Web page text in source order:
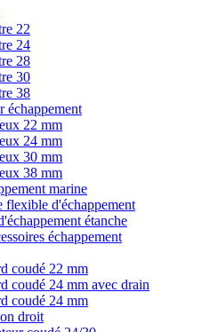
22
24
28
30
38
échappement
22 mm
24 mm
30 mm
38 mm
marine
flexible d'échappement
étanche
échappement
coudé 22 mm
coudé 24 mm avec drain
coudé 24 mm
droit